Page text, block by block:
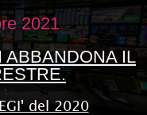
2021
ABBANDONA IL
del 2020